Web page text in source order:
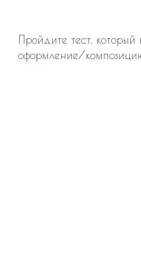
Пройдите тест,
оформление/